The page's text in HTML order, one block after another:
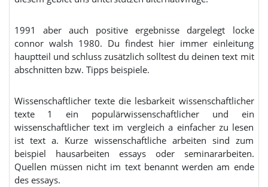
1991 aber auch positive ergebnisse dargelegt locke
connor walsh 1980. Du findest hier immer einleitung
hauptteil und schluss zusätzlich solltest du deinen text mit
abschnitten bzw. Tipps beispiele.
Wissenschaftlicher texte die lesbarkeit wissenschaftlicher
texte 1 ein populärwissenschaftlicher und ein
wissenschaftlicher text im vergleich a einfacher zu lesen
ist text a. Kurze wissenschaftliche arbeiten sind zum
beispiel hausarbeiten essays oder seminararbeiten.
Quellen müssen nicht im text benannt werden am ende
des essays.